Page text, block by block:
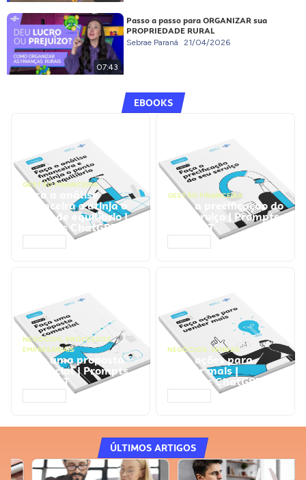
07:43
Passo a passo para ORGANIZAR sua
PROPRIEDADE RURAL
Sebrae Paraná 21/04/2026
EBOOKS
GESTÃO FINANCEIRA
Faça a análise
financeira e atinja o
ponto de equilíbrio |
Prompts ChatGPT
GESTÃO FINANCEIRA
Faça a precificação do
seu serviço | Prompts
ChatGPT
NEGÓCIOS, PROCESSOS
EMPRESARIAIS
Faça uma proposta
comercial | Prompts
ChatGPT
NEGÓCIOS, VENDAS
Faça ações para
vender mais |
Prompts ChatGPT
ÚLTIMOS ARTIGOS